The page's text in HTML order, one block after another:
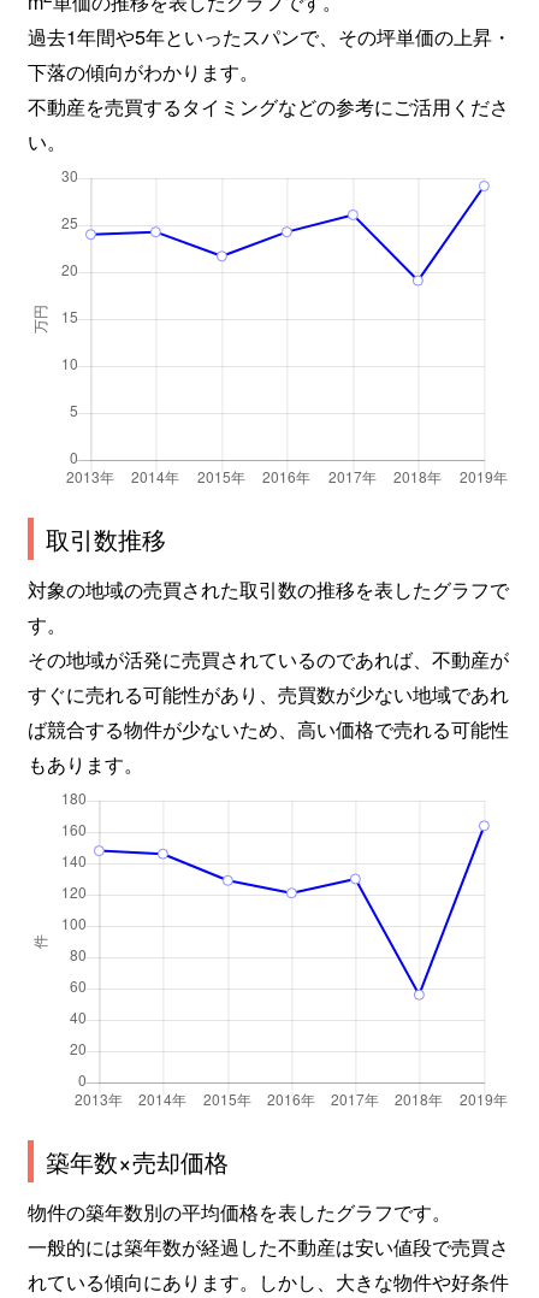
過去1年間や5年といったスパンで、その坪単価の上昇・
下落の傾向がわかります。
不動産を売買するタイミングなどの参考にご活用くださ
い。
取引数推移
対象の地域の売買された取引数の推移を表したグラフで
す。
その地域が活発に売買されているのであれば、不動産が
すぐに売れる可能性があり、売買数が少ない地域であれ
ば競合する物件が少ないため、高い価格で売れる可能性
もあります。
築年数×売却価格
物件の築年数別の平均価格を表したグラフです。
一般的には築年数が経過した不動産は安い値段で売買さ
れている傾向にあります。しかし、大きな物件や好条件